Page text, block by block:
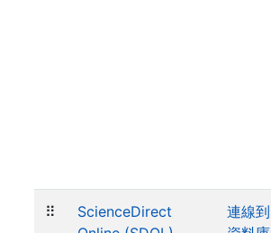
⠿
ScienceDirect
連線到